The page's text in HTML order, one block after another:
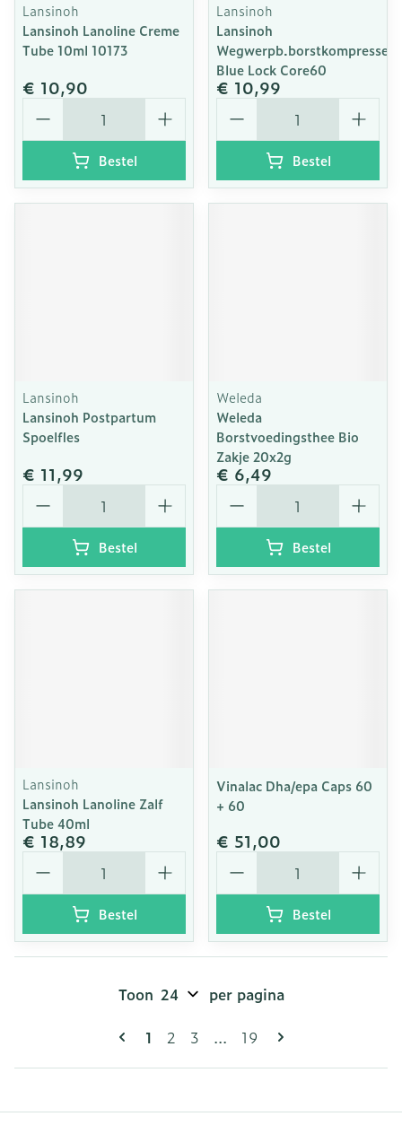
Lansinoh
Lansinoh Lanoline Creme
Tube 10ml 10173
€ 10,90
Aantal
Bestel
Lansinoh
Lansinoh
Wegwerpb.borstkompressen
Blue Lock Core60
€ 10,99
Aantal
Bestel
Lansinoh
Lansinoh Postpartum
Spoelfles
€ 11,99
Aantal
Bestel
Weleda
Weleda
Borstvoedingsthee Bio
Zakje 20x2g
€ 6,49
Aantal
Bestel
Lansinoh
Lansinoh Lanoline Zalf
Tube 40ml
€ 18,89
Aantal
Bestel
Vinalac Dha/epa Caps 60
+ 60
€ 51,00
Aantal
Bestel
Pagina's
U lees momenteel pagina
1 Pagina
2 Pagina
3 ... Pagina
19
Toon per pagina